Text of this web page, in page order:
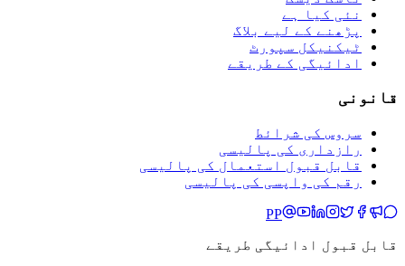
نئی کیا ہے
پڑھنے کے لیے بلاگ
ٹیکنیکل سپورٹ
ادائیگی کے طریقے
قانونی
سروس کی شرائط
رازداری کی پالیسی
قابل قبول استعمال کی پالیسی
رقم کی واپسی کی پالیسی
PP
قابل قبول ادائیگی طریقے